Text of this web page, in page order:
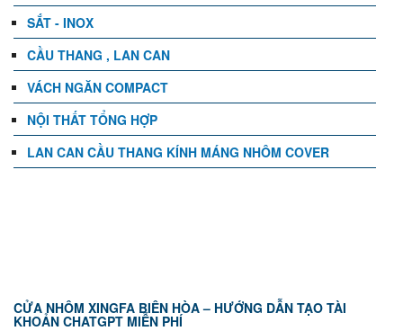
SẮT - INOX
CẦU THANG , LAN CAN
VÁCH NGĂN COMPACT
NỘI THẤT TỔNG HỢP
LAN CAN CẦU THANG KÍNH MÁNG NHÔM COVER
CỬA NHÔM XINGFA BIÊN HÒA – HƯỚNG DẪN TẠO TÀI
KHOẢN CHATGPT MIỄN PHÍ